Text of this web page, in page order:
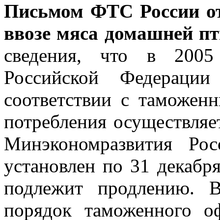
Письмом ФТС России
ввозе мяса домашней
сведения, что в
Российской
соответствии с
потребления
Минэкономразвития
установлен по 31
подлежит продлению.
порядок таможенного